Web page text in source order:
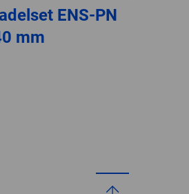
ENS-PN
mm